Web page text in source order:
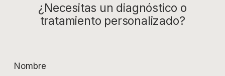
¿Necesitas un diagnóstico o
tratamiento personalizado?
Nombre